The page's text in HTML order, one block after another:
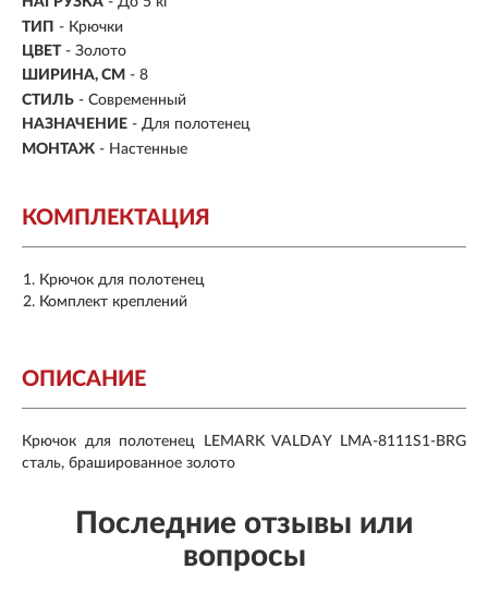
ТИП - Крючки
ЦВЕТ - Золото
ШИРИНА, СМ - 8
СТИЛЬ - Современный
НАЗНАЧЕНИЕ - Для полотенец
МОНТАЖ - Настенные
КОМПЛЕКТАЦИЯ
Крючок для полотенец
Комплект креплений
ОПИСАНИЕ
Крючок для полотенец LEMARK VALDAY LMA-8111S1-BRG
сталь, брашированное золото
Последние отзывы или
вопросы